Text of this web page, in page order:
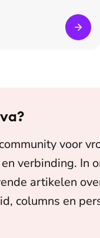
?
voor
verbinding. In
artikelen
columns en